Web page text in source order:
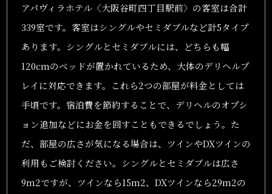
アパヴィラホテル〈大阪谷町四丁目駅前〉の客室は合計
339室です。客室はシングルやセミダブルなど計5タイプ
あります。シングルとセミダブルには、どちらも幅
120cmのベッドが置かれているため、大体のデリヘルプ
レイに対応できます。これら2つの部屋が料金としては
手頃です。宿泊費を節約することで、デリヘルのオプシ
ョン追加などにお金を回すこともできるでしょう。た
だ、部屋の広さが気になる場合は、ツインやDXツインの
利用もご検討ください。シングルとセミダブルは広さ
9m2ですが、ツインなら15m2、DXツインなら29m2の